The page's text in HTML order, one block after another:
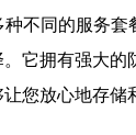
不同的服务
它拥有强大
您放心地存储